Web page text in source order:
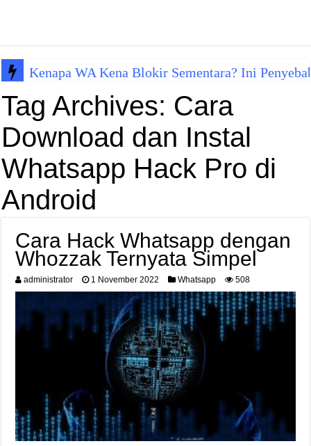
Kenapa WA Kena Blokir Sementara? Ini
Tag Archives: Cara
Download dan Instal
Whatsapp Hack Pro di
Android
Cara Hack Whatsapp dengan
Whozzak Ternyata Simpel
administrator 1 November 2022 Whatsapp 508